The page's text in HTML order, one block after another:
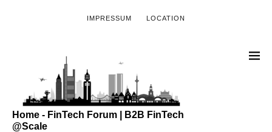
IMPRESSUM LOCATION
Home - FinTech Forum | B2B FinTech
@Scale